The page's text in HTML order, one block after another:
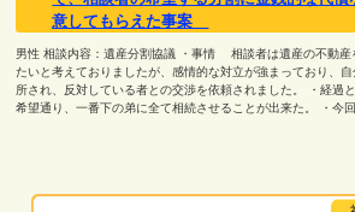
意してもらえた事案
男性 相談内容：遺産分割協議 ・事情 相談者は遺産の不動産
たいと考えておりましたが、感情的な対立が強まっており、
所され、反対している者との交渉を依頼されました。 ・経
希望通り、一番下の弟に全て相続させることが出来た。 ・今